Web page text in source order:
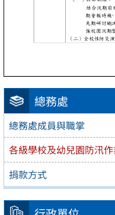
總務處
總務處成員與職掌
各級學校及幼兒園防汛
捐款方式